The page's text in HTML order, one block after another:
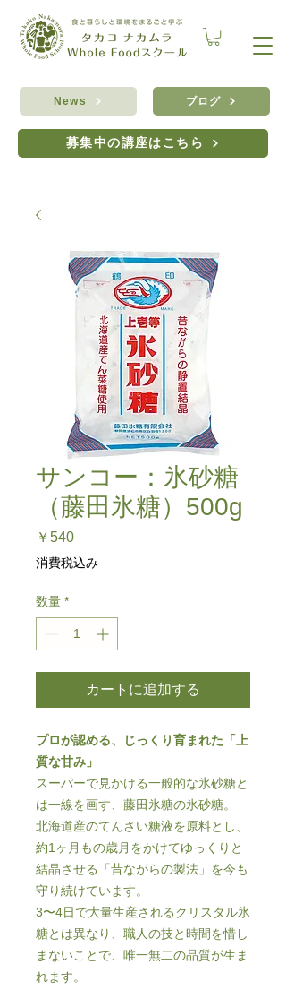
News
募集中の講座はこちら
ブログ
サンコー：氷砂糖
（藤田氷糖）500g
￥540価
格
消費税込み
数量 *
カートに追加する
プロが認める、じっくり育まれた「上
質な甘み」
スーパーで見かける一般的な氷砂糖と
は一線を画す、藤田氷糖の氷砂糖。
北海道産のてんさい糖液を原料とし、
約1ヶ月もの歳月をかけてゆっくりと
結晶させる「昔ながらの製法」を今も
守り続けています。
3〜4日で大量生産されるクリスタル氷
糖とは異なり、職人の技と時間を惜し
まないことで、唯一無二の品質が生ま
れます。